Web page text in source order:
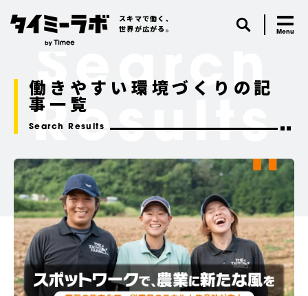
スキマで働く、
世界が広がる。
Search
Results
働きやすい環境づくりの記
事一覧
Search Results